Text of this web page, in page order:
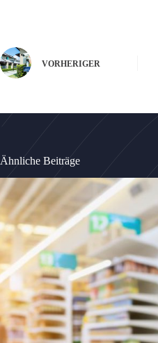
VORHERIGER
Ähnliche Beiträge